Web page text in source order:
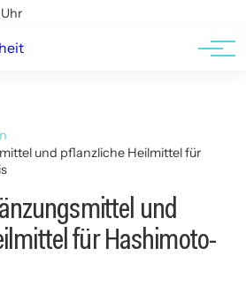
und pflanzliche Heilmittel für
und
für Hashimoto-